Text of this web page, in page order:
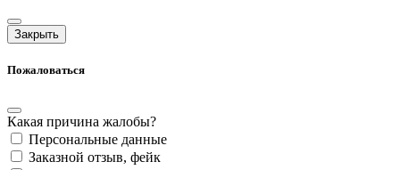
Закрыть
Пожаловаться
Какая причина жалобы?
Персональные данные
Заказной отзыв, фейк